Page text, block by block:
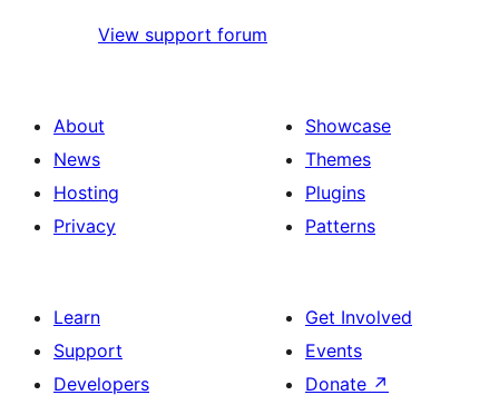
View support forum
About
News
Hosting
Privacy
Showcase
Themes
Plugins
Patterns
Learn
Support
Developers
Get Involved
Events
Donate ↗